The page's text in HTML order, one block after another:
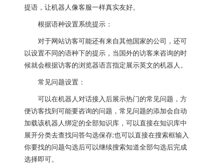
提语，让机器人像客服一样真实友好。
根据语种设置系统提示：
对于网站访客可能还有来自其他国家的公司，还可
以设置不同的语种下的提示，当国外的访客来咨询的时
候就会根据访客的浏览器语言指定展示英文的机器人。
常见问题设置：
可以在机器人对话接入后展示热门的常见问题，方
便访客找到可能要咨询的问题，常见问题的添加会自动
加载该机器人绑定的全部知识库，可以直接在知识库中
展开分类去查找问答勾选保存;也可以直接在搜索框输入
你要找的问题勾选后可以继续搜索知道全部勾选后完成
选择即可。